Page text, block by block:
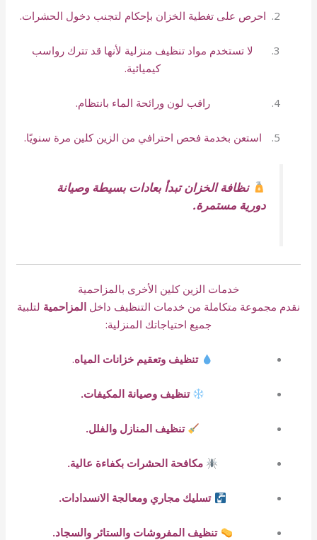
احرص على تغطية الخزان بإحكام لتجنب دخول الحشرات.
لا تستخدم مواد تنظيف منزلية لأنها قد تترك رواسب
كيميائية.
راقب لون ورائحة الماء بانتظام.
استعن بخدمة فحص احترافي من الزين كلين مرة سنويًا.
نظافة الخزان تبدأ بعادات بسيطة وصيانة
دورية مستمرة.
خدمات الزين كلين الأخرى بالمزاحمية
نقدم مجموعة متكاملة من خدمات التنظيف داخل المزاحمية لتلبية
جميع احتياجاتك المنزلية:
تنظيف وتعقيم خزانات المياه.
تنظيف وصيانة المكيفات.
تنظيف المنازل والفلل.
مكافحة الحشرات بكفاءة عالية.
تسليك مجاري ومعالجة الانسدادات.
تنظيف المفروشات والستائر والسجاد.